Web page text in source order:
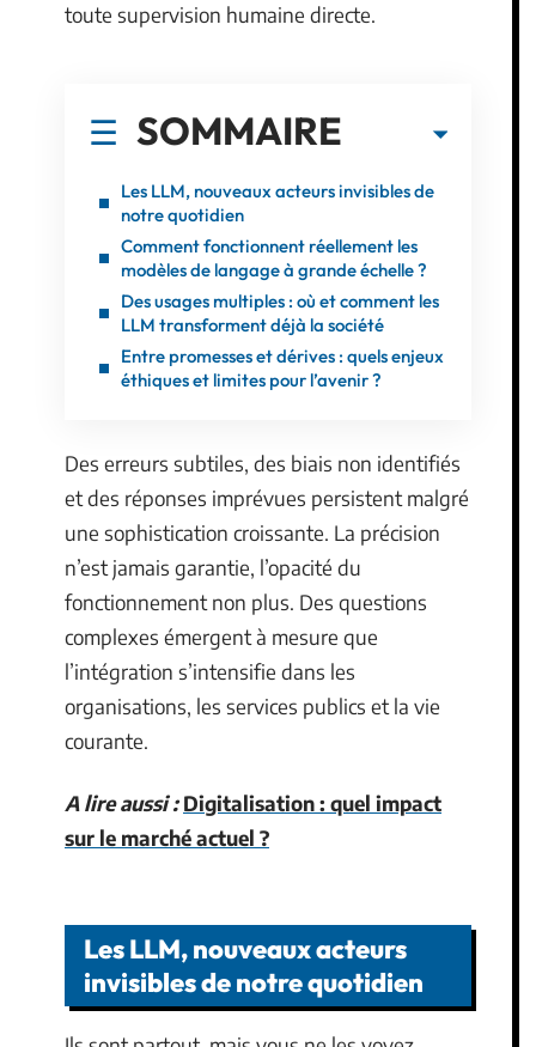
toute supervision humaine directe.
SOMMAIRE
Les LLM, nouveaux acteurs invisibles de
notre quotidien
Comment fonctionnent réellement les
modèles de langage à grande échelle ?
Des usages multiples : où et comment les
LLM transforment déjà la société
Entre promesses et dérives : quels enjeux
éthiques et limites pour l’avenir ?
Des erreurs subtiles, des biais non identifiés
et des réponses imprévues persistent malgré
une sophistication croissante. La précision
n’est jamais garantie, l’opacité du
fonctionnement non plus. Des questions
complexes émergent à mesure que
l’intégration s’intensifie dans les
organisations, les services publics et la vie
courante.
A lire aussi : Digitalisation : quel impact
sur le marché actuel ?
Les LLM, nouveaux acteurs
invisibles de notre quotidien